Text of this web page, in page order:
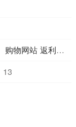
购物网站 返利比价
13